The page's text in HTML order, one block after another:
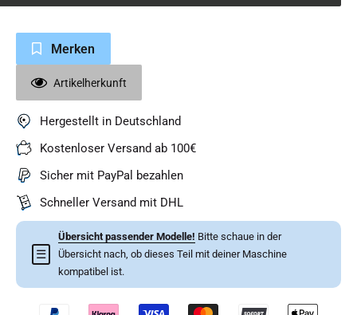
Merken
Artikelherkunft
Hergestellt in Deutschland
Kostenloser Versand ab 100€
Sicher mit PayPal bezahlen
Schneller Versand mit DHL
☰
Übersicht passender Modelle! Bitte schaue in der
Übersicht nach, ob dieses Teil mit deiner Maschine
kompatibel ist.